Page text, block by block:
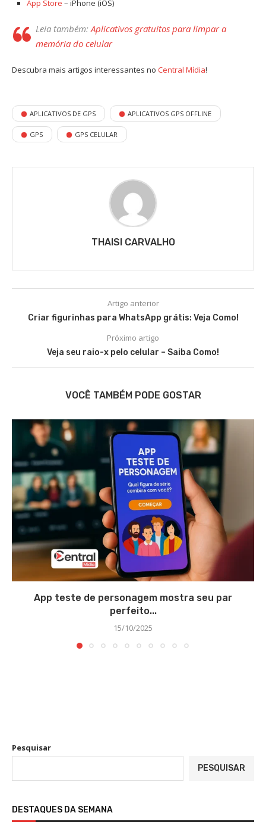
App Store – iPhone (iOS)
Leia também: Aplicativos gratuitos para limpar a
memória do celular
Descubra mais artigos interessantes no Central Mídia!
APLICATIVOS DE GPS APLICATIVOS GPS OFFLINE
GPS GPS CELULAR
THAISI CARVALHO
Artigo anterior
Criar figurinhas para WhatsApp grátis: Veja Como!
Próximo artigo
Veja seu raio-x pelo celular – Saiba Como!
VOCÊ TAMBÉM PODE GOSTAR
App teste de personagem mostra seu par
perfeito...
15/10/2025
Pesquisar
PESQUISAR
DESTAQUES DA SEMANA